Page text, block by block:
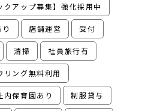
クアップ募集】強化採用中
店舗運営 受付
清掃 社員旅行有
リング無料利用
内保育園あり 制服貸与